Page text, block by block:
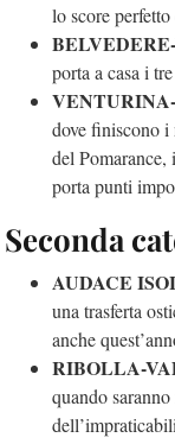
lo score
porta a casa i
dove finiscono
del
porta punti
Seconda
AUDACE
una trasferta
anche
RIBOLLA-
quando